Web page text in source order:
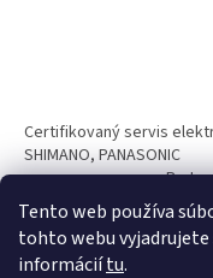
Tento web používa
tohto webu vyjadrujete
informáciítu.
Certifikovaný servis
SHIMANO, PANASONIC